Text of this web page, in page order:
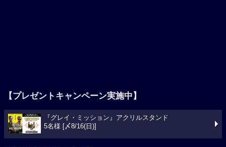
【プレゼントキャンペーン実施中】
『グレイ・ミッション』アクリルスタンド
5名様 [〆8/16(日)]